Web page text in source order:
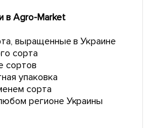
в Agro-Market
выращенные в Украине
сорта
сортов
упаковка
сорта
регионе Украины